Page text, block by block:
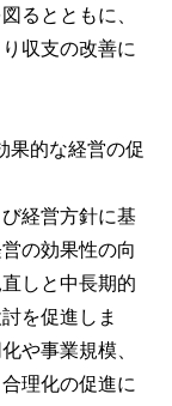
るとともに、
収支の改善に
果的な経営の促
経営方針に基
の効果性の向
しと中長期的
を促進しま
や事業規模、
理化の促進に